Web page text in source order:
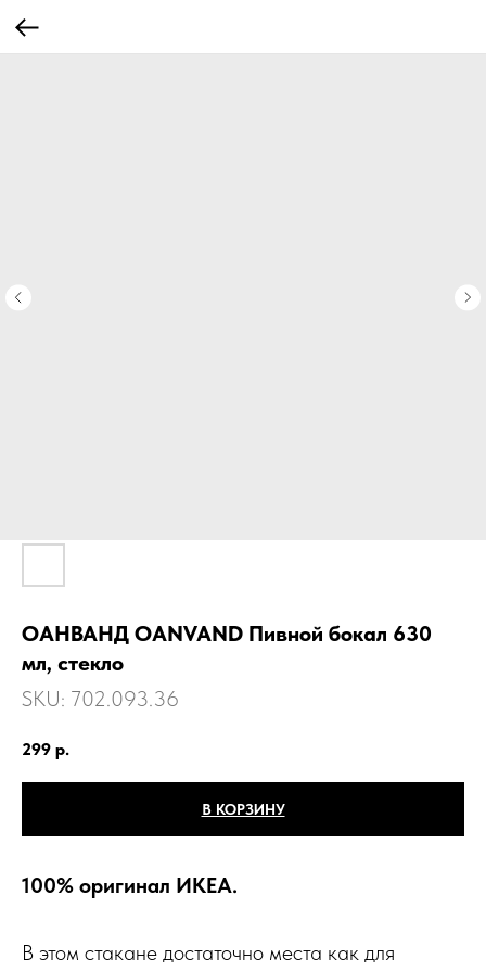
ОАНВАНД OANVAND Пивной бокал 630
мл, стекло
SKU: 702.093.36
299 р.
В КОРЗИНУ
100% оригинал ИКЕА.
В этом стакане достаточно места как для